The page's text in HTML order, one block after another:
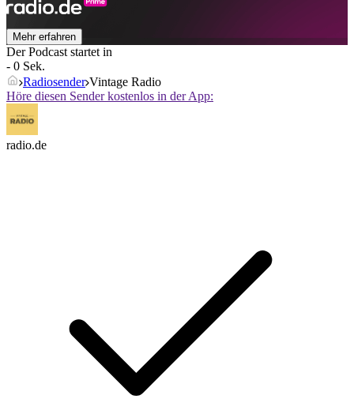
Mehr erfahren
Der Podcast startet in
- 0 Sek.
Radiosender Vintage Radio
Höre diesen Sender kostenlos in der App:
radio.de